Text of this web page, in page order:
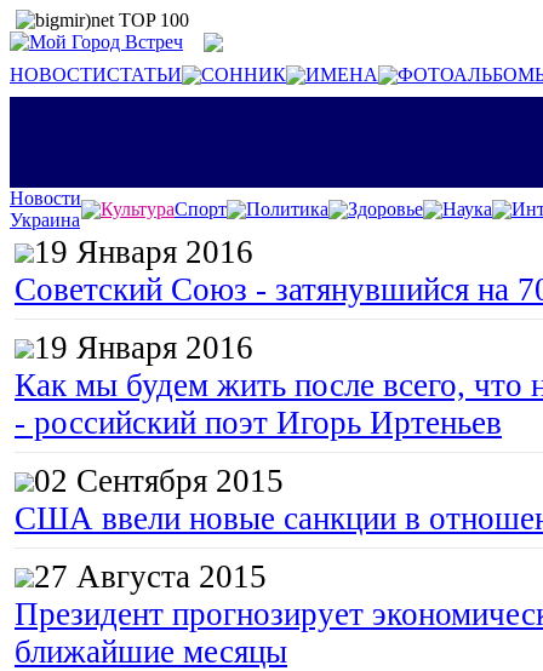
НОВОСТИСТАТЬИ СОННИК ИМЕНА
Новости
Украина
КультураСпорт Политика Здоровье Наука
19 Января 2016
Советский Союз - затянувшийся на
19 Января 2016
Как мы будем жить после всего, что
- российский поэт Игорь Иртеньев
02 Сентября 2015
США ввели новые санкции в
27 Августа 2015
Президент прогнозирует
ближайшие месяцы